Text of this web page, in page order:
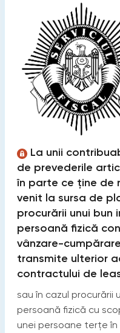
La unii
de prevederile
în parte ce ține de
venit la sursa de
procurării unui
persoană fizică
vânzare-
transmite ulterior
contractului de
sau în cazul procurării
persoană fizică cu
unei persoane terțe